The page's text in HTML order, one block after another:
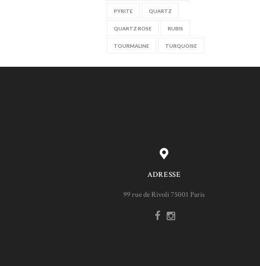
PYRITE QUARTZ
QUARTZ ROSE RUBIS
TOURMALINE TURQUOISE
ADRESSE
99 rue de Rivoli 75001 Paris